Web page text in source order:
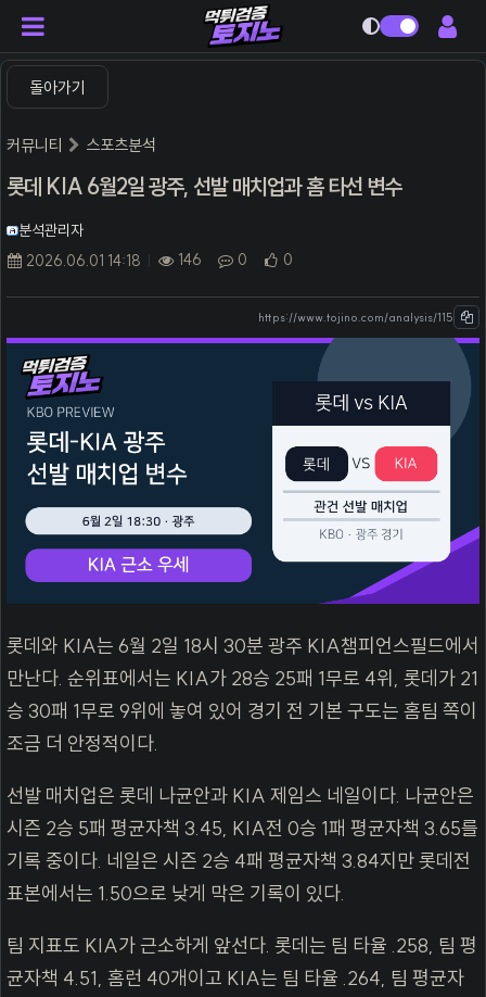
다크모드
돌아가기
커뮤니티 스포츠분석
롯데 KIA 6월2일 광주, 선발 매치업과 홈 타선 변수
분석관리자
2026.06.01 14:18
146 0 0
https://www.tojino.com/analysis/115
본문
롯데와 KIA는 6월 2일 18시 30분 광주 KIA챔피언스필드에서
만난다. 순위표에서는 KIA가 28승 25패 1무로 4위, 롯데가 21
승 30패 1무로 9위에 놓여 있어 경기 전 기본 구도는 홈팀 쪽이
조금 더 안정적이다.
선발 매치업은 롯데 나균안과 KIA 제임스 네일이다. 나균안은
시즌 2승 5패 평균자책 3.45, KIA전 0승 1패 평균자책 3.65를
기록 중이다. 네일은 시즌 2승 4패 평균자책 3.84지만 롯데전
표본에서는 1.50으로 낮게 막은 기록이 있다.
팀 지표도 KIA가 근소하게 앞선다. 롯데는 팀 타율 .258, 팀 평
균자책 4.51, 홈런 40개이고 KIA는 팀 타율 .264, 팀 평균자